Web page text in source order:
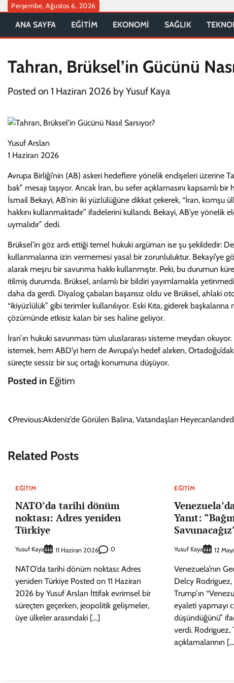
Skip
content
Perşembe, Ağustos 6, 2026
ANA SAYFA EĞİTİM EKONOMİ SAĞLIK
Tahran, Brüksel’in Gücünü
Posted on 1 Haziran 2026 byYusuf Kaya
Yusuf Arslan
1 Haziran 2026
Avrupa Birliği’nin (AB) askeri hedeflere yönelik endişeleri üzerine
bak” mesajı taşıyor. Ancak İran, bu sefer açıklamasını kapsamlı
İsmail Bekayi, AB’nin iki yüzlülüğüne dikkat çekerek, “İran,
hakkını kullanmaktadır” ifadelerini kullandı. Bekayi, AB’ye yönelik
uymalıdır” dedi.
Brüksel’in göz ardı ettiği temel hukuki argüman ise şu şekildedir:
kullanmalarına izin vermemesi yasal bir zorunluluktur. Bekayi’ye
alarak meşru bir savunma hakkı kullanmıştır. Peki, bu durumun
itilmiş durumda. Brüksel, anlamlı bir bildiri yayımlamakla
daha da gerdi. Diyalog çabaları başarısız oldu ve Brüksel, ahlaki
“ikiyüzlülük” gibi terimler kullanılıyor. Eski Kıta, giderek
çözümünde etkisiz kalan bir ses haline geliyor.
İran’ın hukuki savunması tüm uluslararası sisteme meydan
istemek, hem ABD’yi hem de Avrupa’yı hedef alırken,
süreçte sessiz bir suç ortağı konumuna düşüyor.
Posted in Eğitim
Yazı
Previous:Akdeniz’de Görülen Balina, Vatandaşları
Related Posts
EĞITIM
NATO’da tarihi dönüm
noktası: Adres yeniden
Türkiye
Yusuf Kaya 11 Haziran 2026 0
NATO’da tarihi dönüm noktası: Adres
yeniden Türkiye Posted on 11 Haziran
2026 by Yusuf Arslan İttifak evrimsel bir
süreçten geçerken, jeopolitik gelişmeler,
üye ülkeler arasındaki […]
EĞITIM
Yanıt:
Yusuf Kaya 12
Venezuela’nın
Delcy
Trump’ın
eyaleti yapmayı
düşündüğünü”
verdi. Rodriguez,
açıklamalarının